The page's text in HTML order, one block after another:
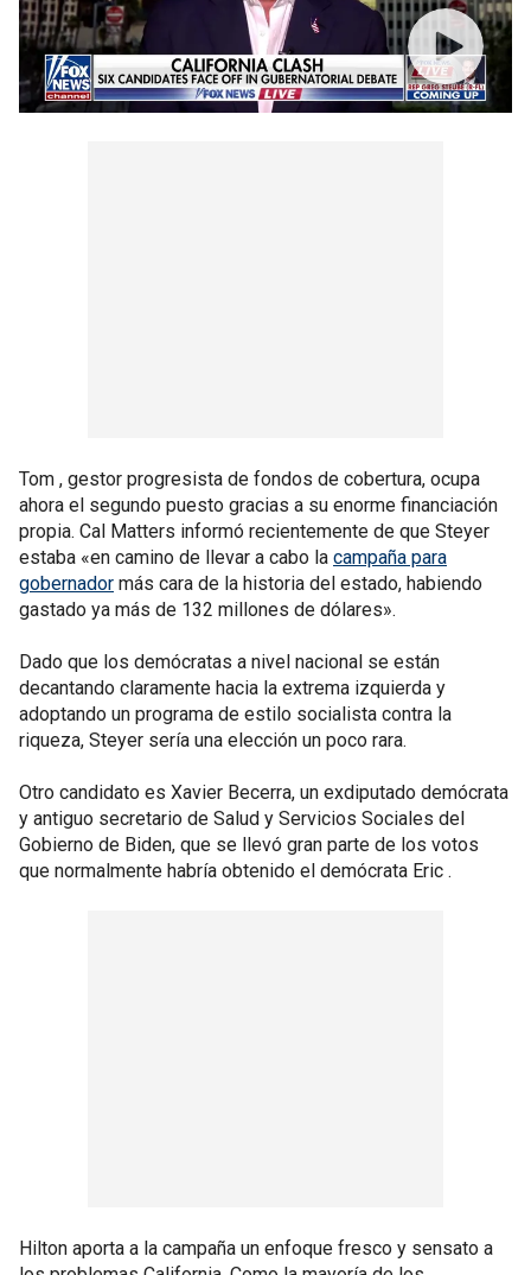
Tom , gestor progresista de fondos de cobertura, ocupa
ahora el segundo puesto gracias a su enorme financiación
propia. Cal Matters informó recientemente de que Steyer
estaba «en camino de llevar a cabo la campaña para
gobernador más cara de la historia del estado, habiendo
gastado ya más de 132 millones de dólares».
Dado que los demócratas a nivel nacional se están
decantando claramente hacia la extrema izquierda y
adoptando un programa de estilo socialista contra la
riqueza, Steyer sería una elección un poco rara.
Otro candidato es Xavier Becerra, un exdiputado demócrata
y antiguo secretario de Salud y Servicios Sociales del
Gobierno de Biden, que se llevó gran parte de los votos
que normalmente habría obtenido el demócrata Eric .
Hilton aporta a la campaña un enfoque fresco y sensato a